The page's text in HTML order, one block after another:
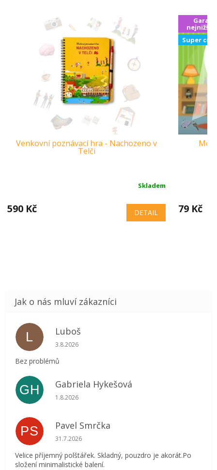
Venkovní poznávací hra - Nachozeno v
Telči
Skladem
590 Kč DETAIL
nejnižší
Super
79 Kč
L Luboš
Hodnocení obchodu je 5 z 5 hvězdiček.
3.8.2026
Bez problémů
GH Gabriela Hykešová
Hodnocení obchodu je 5 z 5 hvězdiček.
1.8.2026
PS Pavel Smrčka
Hodnocení obchodu je 5 z 5 hvězdiček.
31.7.2026
Velice příjemný polštářek. Skladný, pouzdro je akorát.Po
složení minimalistické balení.